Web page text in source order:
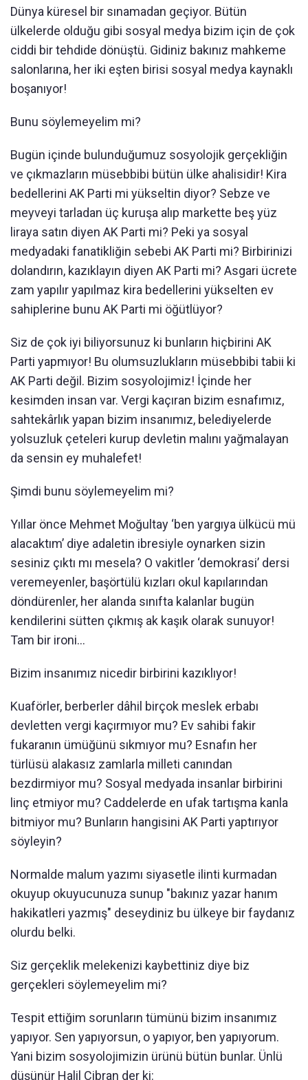
Dünya küresel bir sınamadan geçiyor. Bütün
ülkelerde olduğu gibi sosyal medya bizim için de çok
ciddi bir tehdide dönüştü. Gidiniz bakınız mahkeme
salonlarına, her iki eşten birisi sosyal medya kaynaklı
boşanıyor!
Bunu söylemeyelim mi?
Bugün içinde bulunduğumuz sosyolojik gerçekliğin
ve çıkmazların müsebbibi bütün ülke ahalisidir! Kira
bedellerini AK Parti mi yükseltin diyor? Sebze ve
meyveyi tarladan üç kuruşa alıp markette beş yüz
liraya satın diyen AK Parti mi? Peki ya sosyal
medyadaki fanatikliğin sebebi AK Parti mi? Birbirinizi
dolandırın, kazıklayın diyen AK Parti mi? Asgari ücrete
zam yapılır yapılmaz kira bedellerini yükselten ev
sahiplerine bunu AK Parti mi öğütlüyor?
Siz de çok iyi biliyorsunuz ki bunların hiçbirini AK
Parti yapmıyor! Bu olumsuzlukların müsebbibi tabii ki
AK Parti değil. Bizim sosyolojimiz! İçinde her
kesimden insan var. Vergi kaçıran bizim esnafımız,
sahtekârlık yapan bizim insanımız, belediyelerde
yolsuzluk çeteleri kurup devletin malını yağmalayan
da sensin ey muhalefet!
Şimdi bunu söylemeyelim mi?
Yıllar önce Mehmet Moğultay ‘ben yargıya ülkücü mü
alacaktım’ diye adaletin ibresiyle oynarken sizin
sesiniz çıktı mı mesela? O vakitler ‘demokrasi’ dersi
veremeyenler, başörtülü kızları okul kapılarından
döndürenler, her alanda sınıfta kalanlar bugün
kendilerini sütten çıkmış ak kaşık olarak sunuyor!
Tam bir ironi…
Bizim insanımız nicedir birbirini kazıklıyor!
Kuaförler, berberler dâhil birçok meslek erbabı
devletten vergi kaçırmıyor mu? Ev sahibi fakir
fukaranın ümüğünü sıkmıyor mu? Esnafın her
türlüsü alakasız zamlarla milleti canından
bezdirmiyor mu? Sosyal medyada insanlar birbirini
linç etmiyor mu? Caddelerde en ufak tartışma kanla
bitmiyor mu? Bunların hangisini AK Parti yaptırıyor
söyleyin?
Normalde malum yazımı siyasetle ilinti kurmadan
okuyup okuyucunuza sunup "bakınız yazar hanım
hakikatleri yazmış" deseydiniz bu ülkeye bir faydanız
olurdu belki.
Siz gerçeklik melekenizi kaybettiniz diye biz
gerçekleri söylemeyelim mi?
Tespit ettiğim sorunların tümünü bizim insanımız
yapıyor. Sen yapıyorsun, o yapıyor, ben yapıyorum.
Yani bizim sosyolojimizin ürünü bütün bunlar. Ünlü
düşünür Halil Cibran der ki: